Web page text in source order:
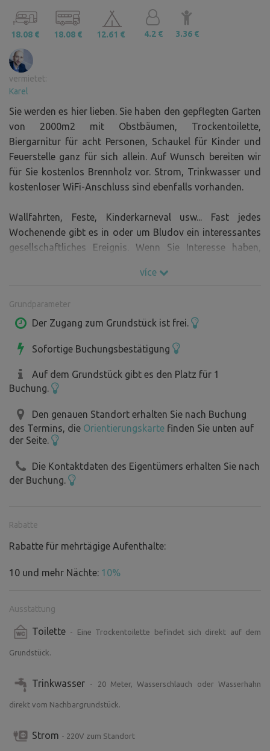
18.08 € 18.08 € 12.61 € 4.2 € 3.36 €
vermietet:
Karel
Sie werden es hier lieben. Sie haben den gepflegten Garten
von 2000m2 mit Obstbäumen, Trockentoilette,
Biergarnitur für acht Personen, Schaukel für Kinder und
Feuerstelle ganz für sich allein. Auf Wunsch bereiten wir
für Sie kostenlos Brennholz vor. Strom, Trinkwasser und
kostenloser WiFi-Anschluss sind ebenfalls vorhanden.
Wallfahrten, Feste, Kinderkarneval usw... Fast jedes
Wochenende gibt es in oder um Bludov ein interessantes
gesellschaftliches Ereignis. Wenn Sie Interesse haben,
více
Grundparameter
Der Zugang zum Grundstück ist frei.
Sofortige Buchungsbestätigung
Auf dem Grundstück gibt es den Platz für 1
Buchung.
Den genauen Standort erhalten Sie nach Buchung
des Termins, die Orientierungskarte finden Sie unten auf
der Seite.
Die Kontaktdaten des Eigentümers erhalten Sie nach
der Buchung.
Rabatte
Rabatte für mehrtägige Aufenthalte:
10 und mehr Nächte: 10%
Ausstattung
Toilette - Eine Trockentoilette befindet sich direkt auf dem
Grundstück.
Trinkwasser - 20 Meter, Wasserschlauch oder Wasserhahn
direkt vom Nachbargrundstück.
Strom - 220V zum Standort